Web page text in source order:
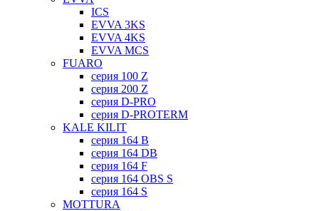
ICS
EVVA 3KS
EVVA 4KS
EVVA MCS
FUARO
серия 100 Z
серия 200 Z
серия D-PRO
серия D-PROTERM
KALE KILIT
серия 164 B
серия 164 DB
серия 164 F
серия 164 OBS S
серия 164 S
MOTTURA